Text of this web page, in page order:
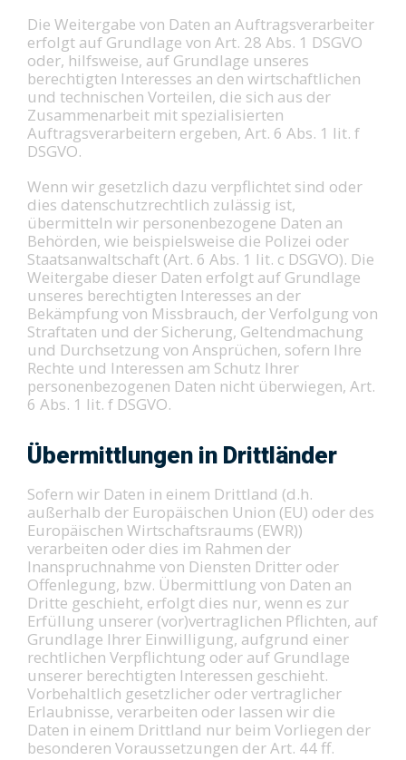
Die Weitergabe von Daten an Auftragsverarbeiter
erfolgt auf Grundlage von Art. 28 Abs. 1 DSGVO
oder, hilfsweise, auf Grundlage unseres
berechtigten Interesses an den wirtschaftlichen
und technischen Vorteilen, die sich aus der
Zusammenarbeit mit spezialisierten
Auftragsverarbeitern ergeben, Art. 6 Abs. 1 lit. f
DSGVO.
Wenn wir gesetzlich dazu verpflichtet sind oder
dies datenschutzrechtlich zulässig ist,
übermitteln wir personenbezogene Daten an
Behörden, wie beispielsweise die Polizei oder
Staatsanwaltschaft (Art. 6 Abs. 1 lit. c DSGVO). Die
Weitergabe dieser Daten erfolgt auf Grundlage
unseres berechtigten Interesses an der
Bekämpfung von Missbrauch, der Verfolgung von
Straftaten und der Sicherung, Geltendmachung
und Durchsetzung von Ansprüchen, sofern Ihre
Rechte und Interessen am Schutz Ihrer
personenbezogenen Daten nicht überwiegen, Art.
6 Abs. 1 lit. f DSGVO.
Übermittlungen in Drittländer
Sofern wir Daten in einem Drittland (d.h.
außerhalb der Europäischen Union (EU) oder des
Europäischen Wirtschaftsraums (EWR))
verarbeiten oder dies im Rahmen der
Inanspruchnahme von Diensten Dritter oder
Offenlegung, bzw. Übermittlung von Daten an
Dritte geschieht, erfolgt dies nur, wenn es zur
Erfüllung unserer (vor)vertraglichen Pflichten, auf
Grundlage Ihrer Einwilligung, aufgrund einer
rechtlichen Verpflichtung oder auf Grundlage
unserer berechtigten Interessen geschieht.
Vorbehaltlich gesetzlicher oder vertraglicher
Erlaubnisse, verarbeiten oder lassen wir die
Daten in einem Drittland nur beim Vorliegen der
besonderen Voraussetzungen der Art. 44 ff.